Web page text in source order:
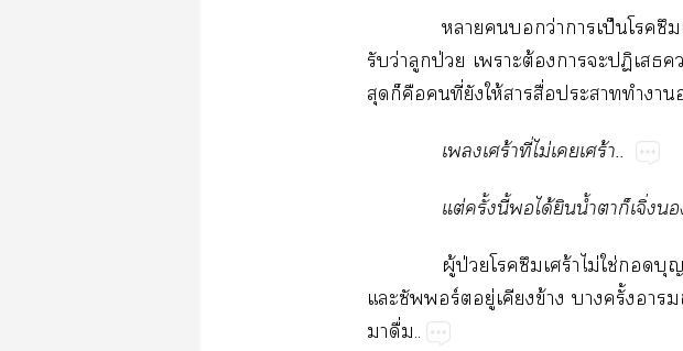
​​​ว่​​ป็
​ว่​​ป่​​ต้​​​ป
​​​​ี่​​ให้​​ื่
​ร้​ี่​ไม่​​ร้..
ต่​ั้​ี้​​ได้​​น้ำ​​​ิ่
ู้​ป่​​​ร้​ไม่​ใช่​
ร์​ู่​​ข้​​ั้
​ื่..